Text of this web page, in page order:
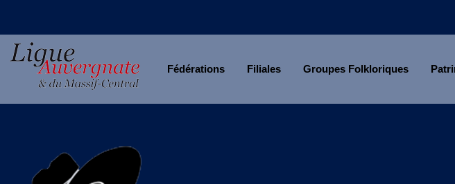
Fédérations Filiales Groupes Folkloriques